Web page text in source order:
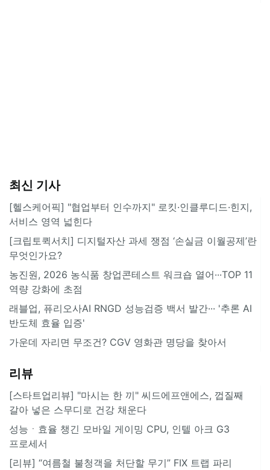
최신 기사
[헬스케어픽] "협업부터 인수까지" 로킷·인클루디드·힌지,
서비스 영역 넓힌다
[크립토퀵서치] 디지털자산 과세 쟁점 ‘손실금 이월공제’란
무엇인가요?
농진원, 2026 농식품 창업콘테스트 워크숍 열어···TOP 11
역량 강화에 초점
래블업, 퓨리오사AI RNGD 성능검증 백서 발간··· '추론 AI
반도체 효율 입증'
가운데 자리면 무조건? CGV 영화관 명당을 찾아서
리뷰
[스타트업리뷰] "마시는 한 끼" 씨드에프앤에스, 껍질째
갈아 넣은 스무디로 건강 채운다
성능ㆍ효율 챙긴 모바일 게이밍 CPU, 인텔 아크 G3
프로세서
[리뷰] “여름철 불청객을 처단할 무기” FIX 트랩 파리